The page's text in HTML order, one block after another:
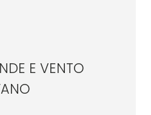
E VENTO